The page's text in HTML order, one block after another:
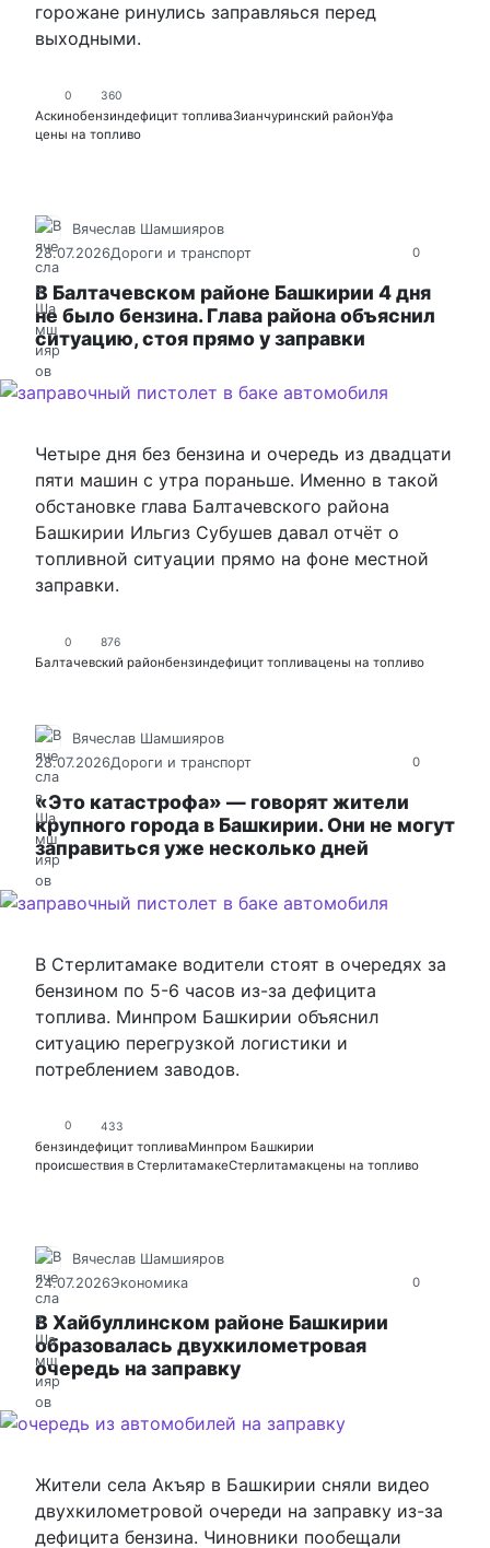
горожане ринулись заправляься перед
выходными.
0 360
Аскинобензиндефицит топливаЗианчуринский районУфа
цены на топливо
0
Вячеслав Шамшияров
28.07.2026Дороги и транспорт
В Балтачевском районе Башкирии 4 дня
не было бензина. Глава района объяснил
ситуацию, стоя прямо у заправки
Четыре дня без бензина и очередь из двадцати
пяти машин с утра пораньше. Именно в такой
обстановке глава Балтачевского района
Башкирии Ильгиз Субушев давал отчёт о
топливной ситуации прямо на фоне местной
заправки.
0 876
Балтачевский районбензиндефицит топливацены на топливо
0
Вячеслав Шамшияров
28.07.2026Дороги и транспорт
«Это катастрофа» — говорят жители
крупного города в Башкирии. Они не могут
заправиться уже несколько дней
В Стерлитамаке водители стоят в очередях за
бензином по 5-6 часов из-за дефицита
топлива. Минпром Башкирии объяснил
ситуацию перегрузкой логистики и
потреблением заводов.
0 433
бензиндефицит топливаМинпром Башкирии
происшествия в СтерлитамакеСтерлитамакцены на топливо
0
Вячеслав Шамшияров
24.07.2026Экономика
В Хайбуллинском районе Башкирии
образовалась двухкилометровая
очередь на заправку
Жители села Акъяр в Башкирии сняли видео
двухкилометровой очереди на заправку из-за
дефицита бензина. Чиновники пообещали